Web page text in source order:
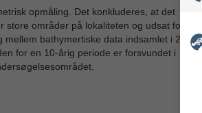
opmåling. Det konkluderes, at det
områder på lokaliteten og udsat for aktiv
bathymertiske data indsamlet i 2023
for en 10-årig periode er forsvundet i